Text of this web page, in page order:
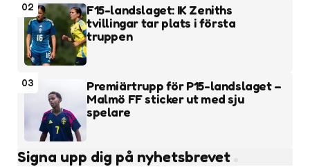
02
F15-landslaget: IK Zeniths
tvillingar tar plats i första
truppen
03
Premiärtrupp för P15-landslaget –
Malmö FF sticker ut med sju
spelare
Signa upp dig på nyhetsbrevet